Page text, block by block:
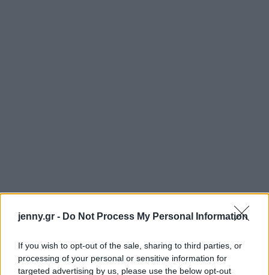
jenny.gr - Do Not Process My Personal Information
If you wish to opt-out of the sale, sharing to third parties, or
processing of your personal or sensitive information for
targeted advertising by us, please use the below opt-out